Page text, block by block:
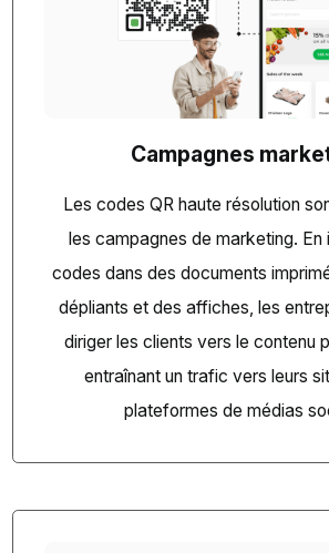
Campagnes
Les codes QR haute résolution
les campagnes de marketing. En
codes dans des documents
dépliants et des affiches, les
diriger les clients vers le contenu
entraînant un trafic vers leurs
plateformes de médias